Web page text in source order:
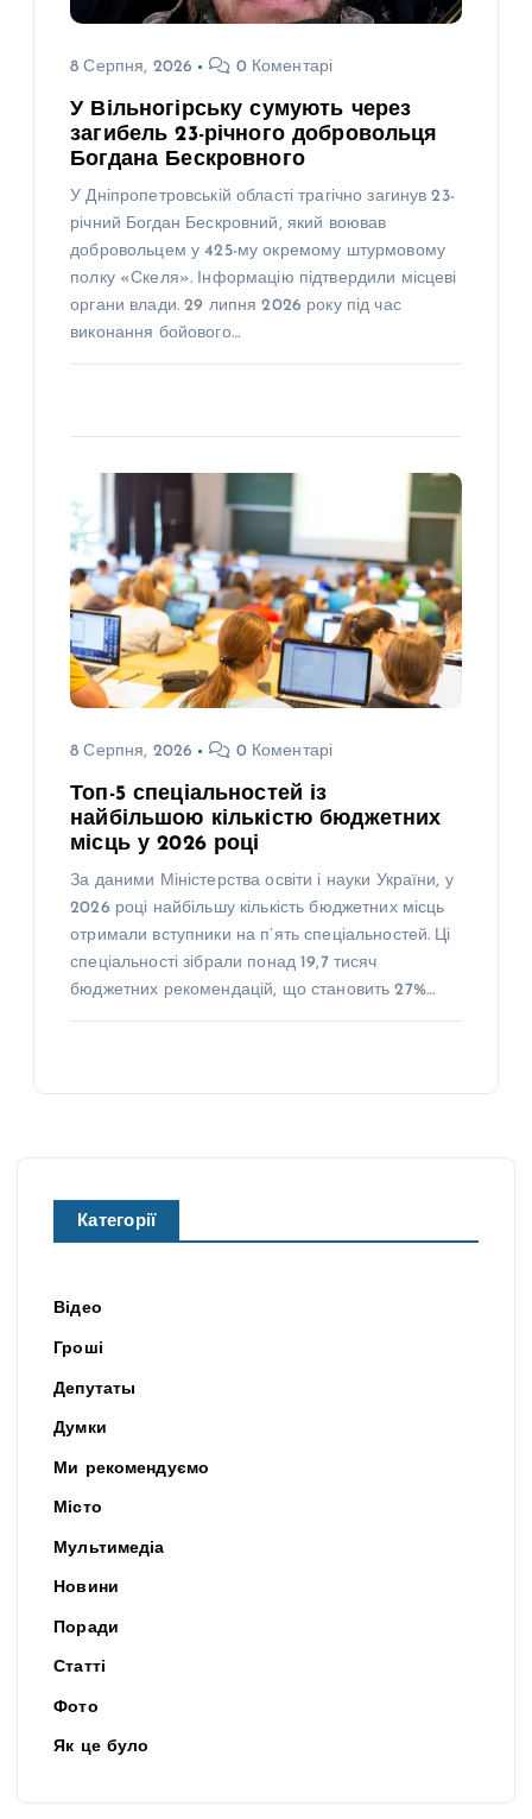
8 Серпня, 2026 0 Коментарі
У Вільногірську сумують через
загибель 23-річного добровольця
Богдана Бескровного
У Дніпропетровській області трагічно загинув 23-
річний Богдан Бескровний, який воював
добровольцем у 425-му окремому штурмовому
полку «Скеля». Інформацію підтвердили місцеві
органи влади. 29 липня 2026 року під час
виконання бойового…
8 Серпня, 2026 0 Коментарі
Топ-5 спеціальностей із
найбільшою кількістю бюджетних
місць у 2026 році
За даними Міністерства освіти і науки України, у
2026 році найбільшу кількість бюджетних місць
отримали вступники на п’ять спеціальностей. Ці
спеціальності зібрали понад 19,7 тисяч
бюджетних рекомендацій, що становить 27%…
Категорії
Відео
Гроші
Депутаты
Думки
Ми рекомендуємо
Місто
Мультимедіа
Новини
Поради
Статті
Фото
Як це було